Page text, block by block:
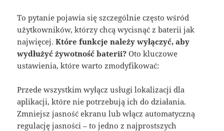
To pytanie pojawia się szczególnie często wśród
użytkowników, którzy chcą wycisnąć z baterii jak
najwięcej.Które funkcje należy wyłączyć, aby
wydłużyć żywotność baterii? Oto kluczowe
ustawienia, które warto zmodyfikować:
Przede wszystkim wyłącz usługi lokalizacji dla
aplikacji, które nie potrzebują ich do działania.
Zmniejsz jasność ekranu lub włącz automatyczną
regulację jasności – to jedno z najprostszych